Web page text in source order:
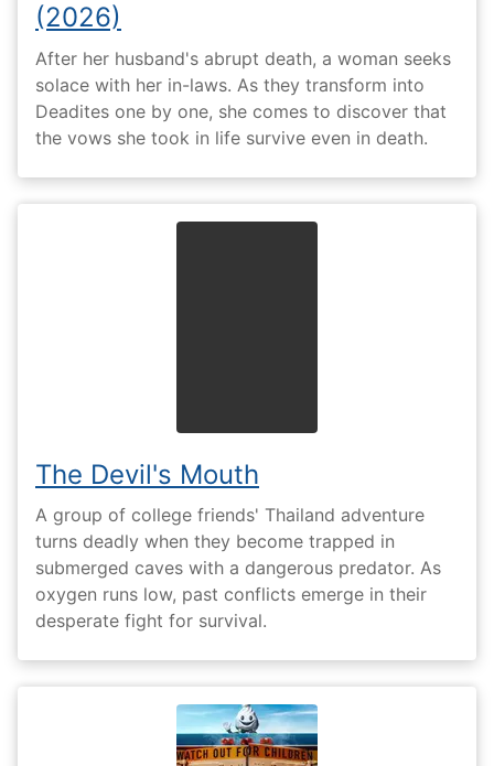
(2026)
After her husband's abrupt death, a woman seeks
solace with her in-laws. As they transform into
Deadites one by one, she comes to discover that
the vows she took in life survive even in death.
The Devil's Mouth
A group of college friends' Thailand adventure
turns deadly when they become trapped in
submerged caves with a dangerous predator. As
oxygen runs low, past conflicts emerge in their
desperate fight for survival.